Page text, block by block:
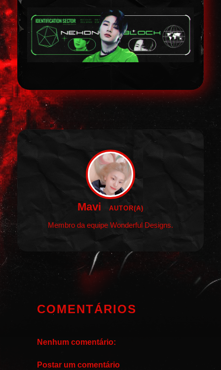
Mavi AUTOR(A)
Membro da equipe Wonderful Designs.
COMENTÁRIOS
Nenhum comentário:
Postar um comentário